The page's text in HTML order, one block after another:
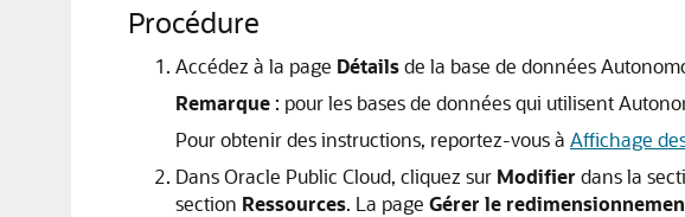
Procédure
Accédez à la page Détailsde la base de données
Remarque : pour les bases de données qui utilisent
Pour obtenir des instructions, reportez-vous à Affichage
Dans Oracle Public Cloud, cliquez sur Modifier dans la
section Ressources. La page Gérer le